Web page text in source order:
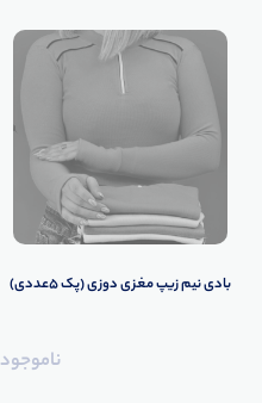
بادی نیم زیپ مغزی دوزی (پک 5عددی)
ناموجود